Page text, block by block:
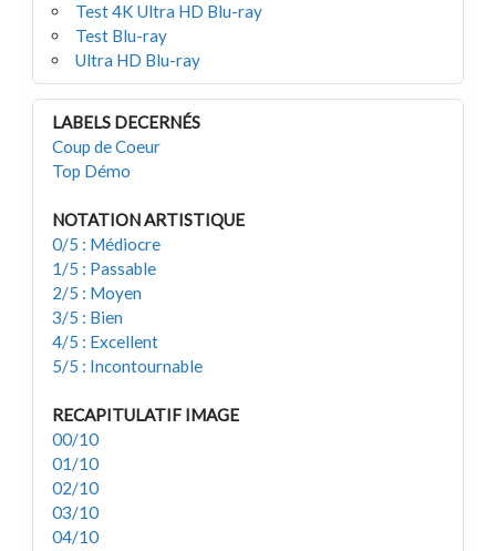
Test 4K Ultra HD Blu-ray
Test Blu-ray
Ultra HD Blu-ray
LABELS DECERNÉS
Coup de Coeur
Top Démo
NOTATION ARTISTIQUE
0/5 : Médiocre
1/5 : Passable
2/5 : Moyen
3/5 : Bien
4/5 : Excellent
5/5 : Incontournable
RECAPITULATIF IMAGE
00/10
01/10
02/10
03/10
04/10